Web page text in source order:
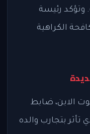
وتؤكد رئيسة
الكراهية
الابن، ضابط
تأثر بتجارب والده